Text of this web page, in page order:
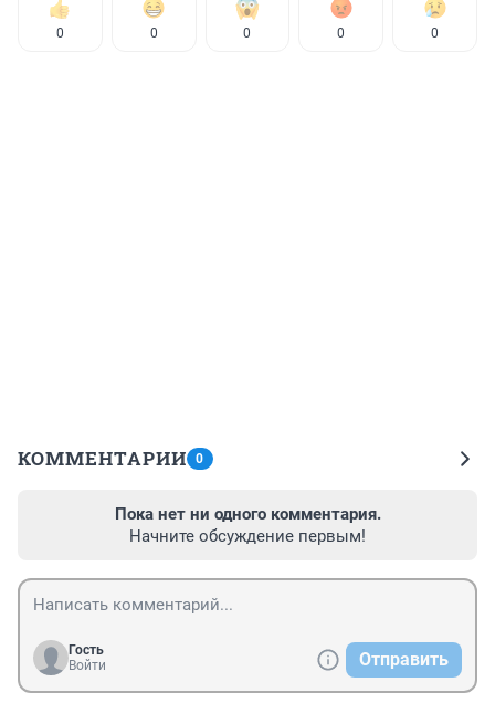
0 0 0 0 0
КОММЕНТАРИИ 0
Пока нет ни одного комментария.
Начните обсуждение первым!
Гость
Войти
Отправить